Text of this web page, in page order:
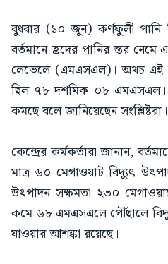
বুধবার (১০ জুন) কর্ণফুলী পানি
বর্তমানে হ্রদের পানির স্তর
লেভেলে (এমএসএল)। অথচ এই
ছিল ৭৮ দশমিক ০৮ এমএসএল।
কমছে বলে জানিয়েছেন সংশ্লিষ্টরা।
কেন্দ্রের কর্মকর্তারা জানান,
মাত্র ৬০ মেগাওয়াট বিদ্যুৎ
উৎপাদন সক্ষমতা ২৩০
কমে ৬৮ এমএসএলে পৌঁছালে
যাওয়ার আশঙ্কা রয়েছে।